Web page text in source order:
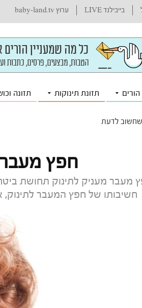
בייבילנד LIVE ערוץ baby-land.tv
הורים תזונת תינוקות תזונה
לדעת
חפץ
מעבר מעניק לתינוק תחושת
חשיבותו של חפץ המעבר לתינוק,